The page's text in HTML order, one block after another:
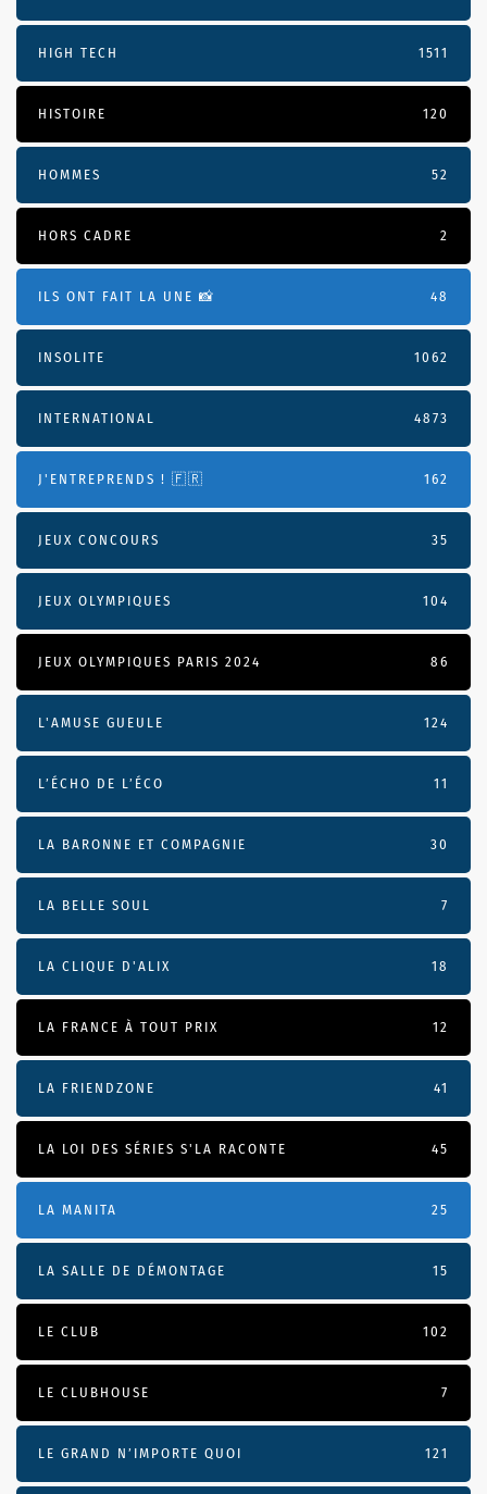
HIGH TECH 1511
HISTOIRE 120
HOMMES 52
HORS CADRE 2
ILS ONT FAIT LA UNE 📸 48
INSOLITE 1062
INTERNATIONAL 4873
J'ENTREPRENDS ! 🇫🇷 162
JEUX CONCOURS 35
JEUX OLYMPIQUES 104
JEUX OLYMPIQUES PARIS 2024 86
L'AMUSE GUEULE 124
L’ÉCHO DE L’ÉCO 11
LA BARONNE ET COMPAGNIE 30
LA BELLE SOUL 7
LA CLIQUE D'ALIX 18
LA FRANCE À TOUT PRIX 12
LA FRIENDZONE 41
LA LOI DES SÉRIES S'LA RACONTE 45
LA MANITA 25
LA SALLE DE DÉMONTAGE 15
LE CLUB 102
LE CLUBHOUSE 7
LE GRAND N’IMPORTE QUOI 121